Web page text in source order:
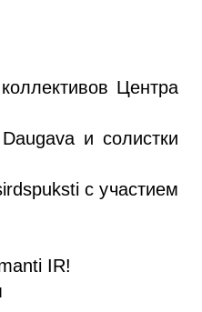
Центра
и солистки
с участием
IR!